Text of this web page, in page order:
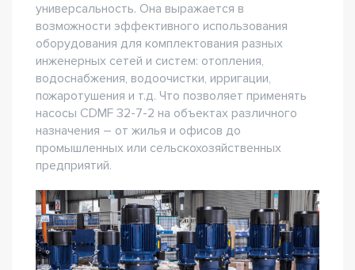
универсальность. Она выражается в
возможности эффективного использования
оборудования для комплектования разных
инженерных сетей и систем: отопления,
водоснабжения, водоочистки, ирригации,
пожаротушения и т.д. Что позволяет применять
насосы CDMF 32-7-2 на объектах различного
назначения – от жилья и офисов до
промышленных или сельскохозяйственных
предприятий.